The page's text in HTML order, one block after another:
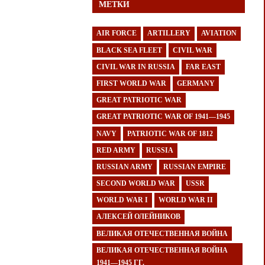
МЕТКИ
AIR FORCE ARTILLERY AVIATION
BLACK SEA FLEET CIVIL WAR
CIVIL WAR IN RUSSIA FAR EAST
FIRST WORLD WAR GERMANY
GREAT PATRIOTIC WAR
GREAT PATRIOTIC WAR OF 1941—1945
NAVY PATRIOTIC WAR OF 1812
RED ARMY RUSSIA
RUSSIAN ARMY RUSSIAN EMPIRE
SECOND WORLD WAR USSR
WORLD WAR I WORLD WAR II
АЛЕКСЕЙ ОЛЕЙНИКОВ
ВЕЛИКАЯ ОТЕЧЕСТВЕННАЯ ВОЙНА
ВЕЛИКАЯ ОТЕЧЕСТВЕННАЯ ВОЙНА
1941—1945 ГГ.